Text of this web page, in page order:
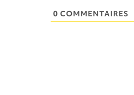
0 COMMENTAIRES